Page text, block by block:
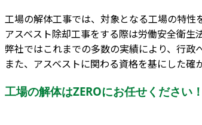
工場の解体工事では、対象となる工場の特性
アスベスト除却工事をする際は労働安全衛生
弊社ではこれまでの多数の実績により、行政
また、アスベストに関わる資格を基にした確
工場の解体はZEROにお任せください！